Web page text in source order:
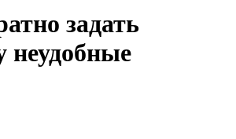
задать
неудобные